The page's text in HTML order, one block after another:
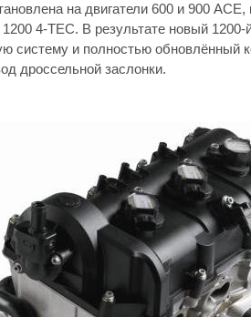
на двигатели 600 и 900
4-TEC. В результате новый 1200-
систему и полностью обновлённый
дроссельной заслонки.